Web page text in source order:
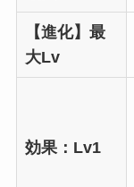
【進化】最
大Lv
効果：Lv1